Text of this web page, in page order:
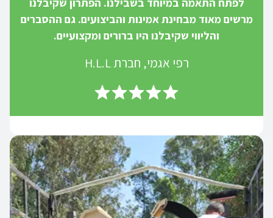
מרשים מאוד מבחינת אמינות והביצועים. גם ההסברים
והליווי שקיבלנו היו ברורים ומקצועיים.
רפי אגמי, חברת H.L.L